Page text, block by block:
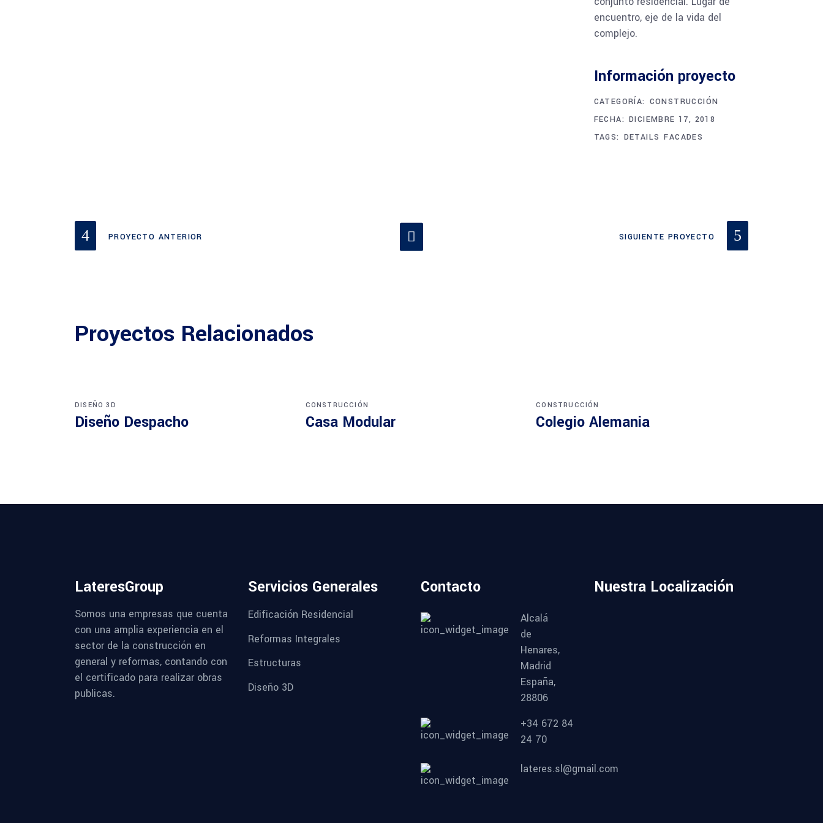
encuentro, eje de la vida del
complejo.
Información proyecto
CATEGORÍA: CONSTRUCCIÓN
FECHA: DICIEMBRE 17, 2018
TAGS: DETAILS FACADES
PROYECTO ANTERIOR SIGUIENTE PROYECTO
Proyectos Relacionados
DISEÑO 3D
Diseño Despacho
CONSTRUCCIÓN
Casa Modular
CONSTRUCCIÓN
Colegio Alemania
LateresGroup
Somos una empresas que cuenta
con una amplia experiencia en el
sector de la construcción en
general y reformas, contando con
el certificado para realizar obras
publicas.
Servicios Generales
Edificación Residencial
Reformas Integrales
Estructuras
Diseño 3D
Contacto
Alcalá
de
Henares,
Madrid
España,
28806
+34 672 84
24 70
lateres.sl@gmail.com
Nuestra Localización